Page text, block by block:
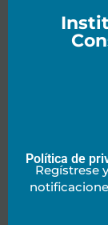
Política de
Regístrese